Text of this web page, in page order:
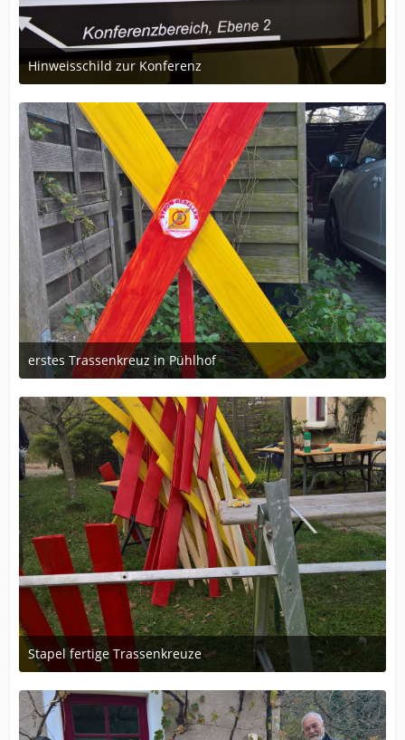
Hinweisschild zur Konferenz
17. November 2017 um 14:17
erstes Trassenkreuz in Pühlhof
5. November 2017 um 16:03
Stapel fertige Trassenkreuze
5. November 2017 um 16:03